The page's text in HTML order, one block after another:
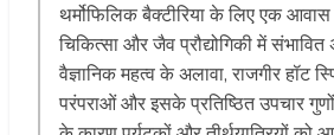
थर्मोफिलिक बैक्टीरिया के लिए एक
चिकित्सा और जैव प्रौद्योगिकी में
वैज्ञानिक महत्व के अलावा, राजगीर हॉट
परंपराओं और इसके प्रतिष्ठित उपचार